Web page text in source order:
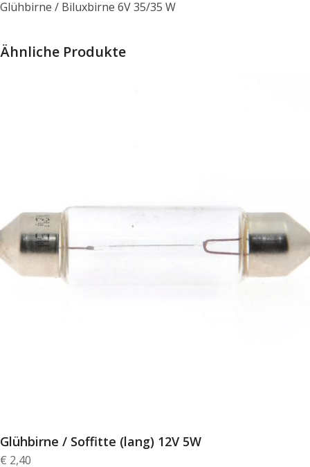
Glühbirne / Biluxbirne 6V 35/35 W
Ähnliche Produkte
Glühbirne / Soffitte (lang) 12V 5W
€ 2,40